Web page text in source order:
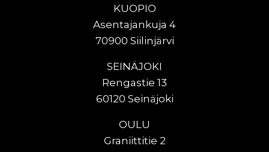
KUOPIO
Asentajankuja 4
70900 Siilinjärvi
SEINÄJOKI
Rengastie 13
60120 Seinäjoki
OULU
Graniittitie 2